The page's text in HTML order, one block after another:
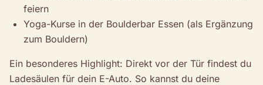
feiern
Yoga-Kurse in der Boulderbar Essen (als Ergänzung
zum Bouldern)
Ein besonderes Highlight: Direkt vor der Tür findest du
Ladesäulen für dein E-Auto. So kannst du deine